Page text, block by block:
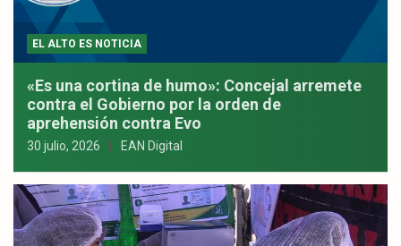
EL ALTO ES NOTICIA
«Es una cortina de humo»: Concejal arremete
contra el Gobierno por la orden de
aprehensión contra Evo
30 julio, 2026 EAN Digital